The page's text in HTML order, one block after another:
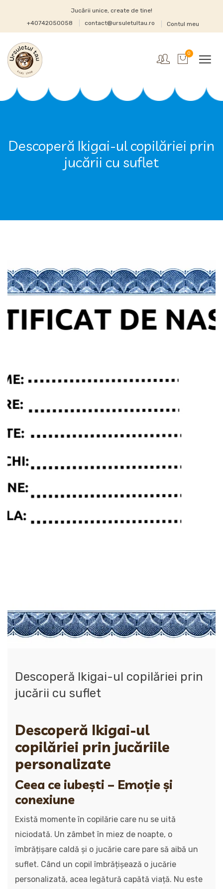
Jucării unice, create de tine!
+40742050058
contact@ursuletultau.ro Contul meu
0
Descoperă Ikigai-ul copilăriei prin
jucării cu suflet
Descoperă Ikigai-ul copilăriei prin
jucării cu suflet
Descoperă Ikigai-ul
copilăriei prin jucăriile
personalizate
Ceea ce iubești – Emoție și
conexiune
Există momente în copilărie care nu se uită
niciodată. Un zâmbet în miez de noapte, o
îmbrățișare caldă și o jucărie care pare să aibă un
suflet. Când un copil îmbrățișează o jucărie
personalizată, acea legătură capătă viață. Nu este